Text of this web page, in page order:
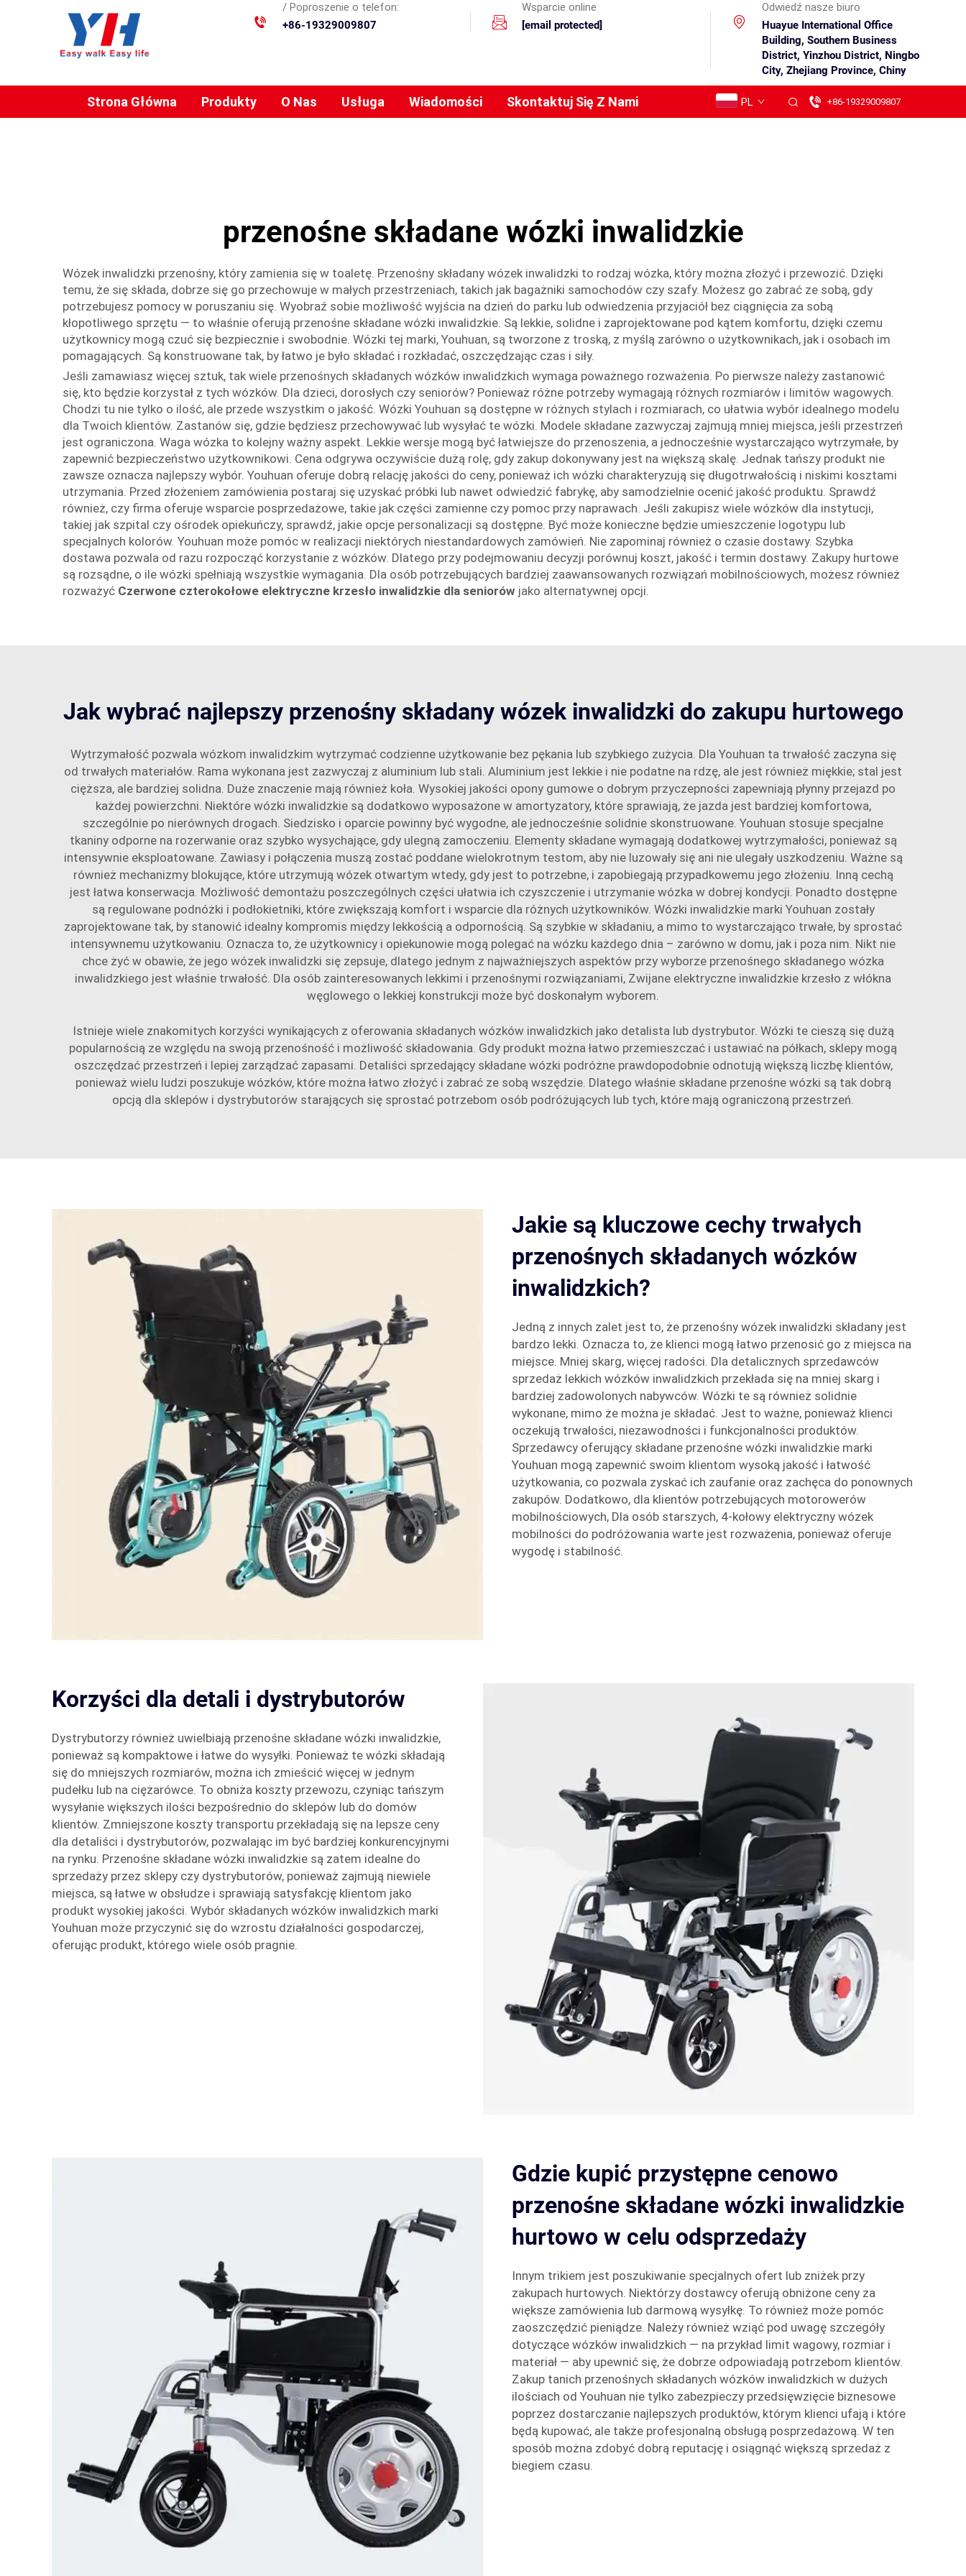
/ Poproszenie o telefon:
+86-19329009807
Wsparcie online
[email protected]
Odwiedź nasze biuro
Huayue International Office
Building, Southern Business
District, Yinzhou District, Ningbo
City, Zhejiang Province, Chiny
Strona Główna Produkty O Nas Usługa Wiadomości Skontaktuj Się Z Nami PL +86-19329009807
przenośne składane wózki inwalidzkie
Wózek inwalidzki przenośny, który zamienia się w toaletę. Przenośny składany wózek inwalidzki to rodzaj wózka, który można złożyć i przewozić. Dzięki
temu, że się składa, dobrze się go przechowuje w małych przestrzeniach, takich jak bagażniki samochodów czy szafy. Możesz go zabrać ze sobą, gdy
potrzebujesz pomocy w poruszaniu się. Wyobraź sobie możliwość wyjścia na dzień do parku lub odwiedzenia przyjaciół bez ciągnięcia za sobą
kłopotliwego sprzętu — to właśnie oferują przenośne składane wózki inwalidzkie. Są lekkie, solidne i zaprojektowane pod kątem komfortu, dzięki czemu
użytkownicy mogą czuć się bezpiecznie i swobodnie. Wózki tej marki, Youhuan, są tworzone z troską, z myślą zarówno o użytkownikach, jak i osobach im
pomagających. Są konstruowane tak, by łatwo je było składać i rozkładać, oszczędzając czas i siły.
Jeśli zamawiasz więcej sztuk, tak wiele przenośnych składanych wózków inwalidzkich wymaga poważnego rozważenia. Po pierwsze należy zastanowić
się, kto będzie korzystał z tych wózków. Dla dzieci, dorosłych czy seniorów? Ponieważ różne potrzeby wymagają różnych rozmiarów i limitów wagowych.
Chodzi tu nie tylko o ilość, ale przede wszystkim o jakość. Wózki Youhuan są dostępne w różnych stylach i rozmiarach, co ułatwia wybór idealnego modelu
dla Twoich klientów. Zastanów się, gdzie będziesz przechowywać lub wysyłać te wózki. Modele składane zazwyczaj zajmują mniej miejsca, jeśli przestrzeń
jest ograniczona. Waga wózka to kolejny ważny aspekt. Lekkie wersje mogą być łatwiejsze do przenoszenia, a jednocześnie wystarczająco wytrzymałe, by
zapewnić bezpieczeństwo użytkownikowi. Cena odgrywa oczywiście dużą rolę, gdy zakup dokonywany jest na większą skalę. Jednak tańszy produkt nie
zawsze oznacza najlepszy wybór. Youhuan oferuje dobrą relację jakości do ceny, ponieważ ich wózki charakteryzują się długotrwałością i niskimi kosztami
utrzymania. Przed złożeniem zamówienia postaraj się uzyskać próbki lub nawet odwiedzić fabrykę, aby samodzielnie ocenić jakość produktu. Sprawdź
również, czy firma oferuje wsparcie posprzedażowe, takie jak części zamienne czy pomoc przy naprawach. Jeśli zakupisz wiele wózków dla instytucji,
takiej jak szpital czy ośrodek opiekuńczy, sprawdź, jakie opcje personalizacji są dostępne. Być może konieczne będzie umieszczenie logotypu lub
specjalnych kolorów. Youhuan może pomóc w realizacji niektórych niestandardowych zamówień. Nie zapominaj również o czasie dostawy. Szybka
dostawa pozwala od razu rozpocząć korzystanie z wózków. Dlatego przy podejmowaniu decyzji porównuj koszt, jakość i termin dostawy. Zakupy hurtowe
są rozsądne, o ile wózki spełniają wszystkie wymagania. Dla osób potrzebujących bardziej zaawansowanych rozwiązań mobilnościowych, możesz również
rozważyć Czerwone czterokołowe elektryczne krzesło inwalidzkie dla seniorów jako alternatywnej opcji.
Jak wybrać najlepszy przenośny składany wózek inwalidzki do zakupu hurtowego
Wytrzymałość pozwala wózkom inwalidzkim wytrzymać codzienne użytkowanie bez pękania lub szybkiego zużycia. Dla Youhuan ta trwałość zaczyna się
od trwałych materiałów. Rama wykonana jest zazwyczaj z aluminium lub stali. Aluminium jest lekkie i nie podatne na rdzę, ale jest również miękkie; stal jest
cięższa, ale bardziej solidna. Duże znaczenie mają również koła. Wysokiej jakości opony gumowe o dobrym przyczepności zapewniają płynny przejazd po
każdej powierzchni. Niektóre wózki inwalidzkie są dodatkowo wyposażone w amortyzatory, które sprawiają, że jazda jest bardziej komfortowa,
szczególnie po nierównych drogach. Siedzisko i oparcie powinny być wygodne, ale jednocześnie solidnie skonstruowane. Youhuan stosuje specjalne
tkaniny odporne na rozerwanie oraz szybko wysychające, gdy ulegną zamoczeniu. Elementy składane wymagają dodatkowej wytrzymałości, ponieważ są
intensywnie eksploatowane. Zawiasy i połączenia muszą zostać poddane wielokrotnym testom, aby nie luzowały się ani nie ulegały uszkodzeniu. Ważne są
również mechanizmy blokujące, które utrzymują wózek otwartym wtedy, gdy jest to potrzebne, i zapobiegają przypadkowemu jego złożeniu. Inną cechą
jest łatwa konserwacja. Możliwość demontażu poszczególnych części ułatwia ich czyszczenie i utrzymanie wózka w dobrej kondycji. Ponadto dostępne
są regulowane podnóżki i podłokietniki, które zwiększają komfort i wsparcie dla różnych użytkowników. Wózki inwalidzkie marki Youhuan zostały
zaprojektowane tak, by stanowić idealny kompromis między lekkością a odpornością. Są szybkie w składaniu, a mimo to wystarczająco trwałe, by sprostać
intensywnemu użytkowaniu. Oznacza to, że użytkownicy i opiekunowie mogą polegać na wózku każdego dnia – zarówno w domu, jak i poza nim. Nikt nie
chce żyć w obawie, że jego wózek inwalidzki się zepsuje, dlatego jednym z najważniejszych aspektów przy wyborze przenośnego składanego wózka
inwalidzkiego jest właśnie trwałość. Dla osób zainteresowanych lekkimi i przenośnymi rozwiązaniami, Zwijane elektryczne inwalidzkie krzesło z włókna
węglowego o lekkiej konstrukcji może być doskonałym wyborem.
Istnieje wiele znakomitych korzyści wynikających z oferowania składanych wózków inwalidzkich jako detalista lub dystrybutor. Wózki te cieszą się dużą
popularnością ze względu na swoją przenośność i możliwość składowania. Gdy produkt można łatwo przemieszczać i ustawiać na półkach, sklepy mogą
oszczędzać przestrzeń i lepiej zarządzać zapasami. Detaliści sprzedający składane wózki podróżne prawdopodobnie odnotują większą liczbę klientów,
ponieważ wielu ludzi poszukuje wózków, które można łatwo złożyć i zabrać ze sobą wszędzie. Dlatego właśnie składane przenośne wózki są tak dobrą
opcją dla sklepów i dystrybutorów starających się sprostać potrzebom osób podróżujących lub tych, które mają ograniczoną przestrzeń.
Jakie są kluczowe cechy trwałych
przenośnych składanych wózków
inwalidzkich?
Jedną z innych zalet jest to, że przenośny wózek inwalidzki składany jest
bardzo lekki. Oznacza to, że klienci mogą łatwo przenosić go z miejsca na
miejsce. Mniej skarg, więcej radości. Dla detalicznych sprzedawców
sprzedaż lekkich wózków inwalidzkich przekłada się na mniej skarg i
bardziej zadowolonych nabywców. Wózki te są również solidnie
wykonane, mimo że można je składać. Jest to ważne, ponieważ klienci
oczekują trwałości, niezawodności i funkcjonalności produktów.
Sprzedawcy oferujący składane przenośne wózki inwalidzkie marki
Youhuan mogą zapewnić swoim klientom wysoką jakość i łatwość
użytkowania, co pozwala zyskać ich zaufanie oraz zachęca do ponownych
zakupów. Dodatkowo, dla klientów potrzebujących motorowerów
mobilnościowych, Dla osób starszych, 4-kołowy elektryczny wózek
mobilności do podróżowania warte jest rozważenia, ponieważ oferuje
wygodę i stabilność.
Korzyści dla detali i dystrybutorów
Dystrybutorzy również uwielbiają przenośne składane wózki inwalidzkie,
ponieważ są kompaktowe i łatwe do wysyłki. Ponieważ te wózki składają
się do mniejszych rozmiarów, można ich zmieścić więcej w jednym
pudełku lub na ciężarówce. To obniża koszty przewozu, czyniąc tańszym
wysyłanie większych ilości bezpośrednio do sklepów lub do domów
klientów. Zmniejszone koszty transportu przekładają się na lepsze ceny
dla detaliści i dystrybutorów, pozwalając im być bardziej konkurencyjnymi
na rynku. Przenośne składane wózki inwalidzkie są zatem idealne do
sprzedaży przez sklepy czy dystrybutorów, ponieważ zajmują niewiele
miejsca, są łatwe w obsłudze i sprawiają satysfakcję klientom jako
produkt wysokiej jakości. Wybór składanych wózków inwalidzkich marki
Youhuan może przyczynić się do wzrostu działalności gospodarczej,
oferując produkt, którego wiele osób pragnie.
Gdzie kupić przystępne cenowo
przenośne składane wózki inwalidzkie
hurtowo w celu odsprzedaży
Innym trikiem jest poszukiwanie specjalnych ofert lub zniżek przy
zakupach hurtowych. Niektórzy dostawcy oferują obniżone ceny za
większe zamówienia lub darmową wysyłkę. To również może pomóc
zaoszczędzić pieniądze. Należy również wziąć pod uwagę szczegóły
dotyczące wózków inwalidzkich — na przykład limit wagowy, rozmiar i
materiał — aby upewnić się, że dobrze odpowiadają potrzebom klientów.
Zakup tanich przenośnych składanych wózków inwalidzkich w dużych
ilościach od Youhuan nie tylko zabezpieczy przedsięwzięcie biznesowe
poprzez dostarczanie najlepszych produktów, którym klienci ufają i które
będą kupować, ale także profesjonalną obsługą posprzedażową. W ten
sposób można zdobyć dobrą reputację i osiągnąć większą sprzedaż z
biegiem czasu.